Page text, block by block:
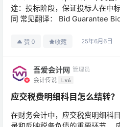
途：投标阶段，保证投标人在中
同 常见翻译： Bid Guarantee
赞 0 收藏 25年6月6日
吾爱会计网 管理员
会计传说 Lv6
应交税费明细科目怎么结转？
在财务会计中，应交税费明细科